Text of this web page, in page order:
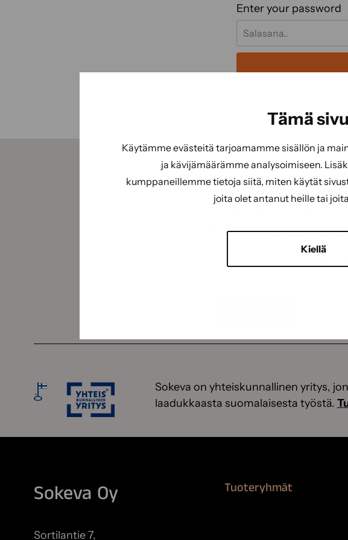
Tämä
Käytämme evästeitä tarjoamamme sisällön ja
ja kävijämäärämme analysoimiseen.
kumppaneillemme tietoja siitä, miten käytät
joita olet antanut heille tai
Kiellä
Enter your password
Tilaamalla uutiskirjeemme saat
Sähköposti
(Pakollinen)
Suostumus
(Pakollinen)
Hyväksyn tietojeni
Sokeva on yhteiskunnallinen yritys,
laadukkaasta suomalaisesta työstä.
Sokeva Oy
Sortilantie 7,
Tuoteryhmät